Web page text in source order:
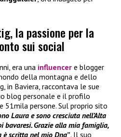
la passione per la
sui social
era una influencer e blogger
della montagna e dello
in Baviera, raccontava le sue
blog personale e il profilo
51mila persone. Sul proprio sito
Laura e sono cresciuta nell’Alta
bavaresi. Grazie alla mia famiglia,
è scritta nel mio Dna”. Il suo